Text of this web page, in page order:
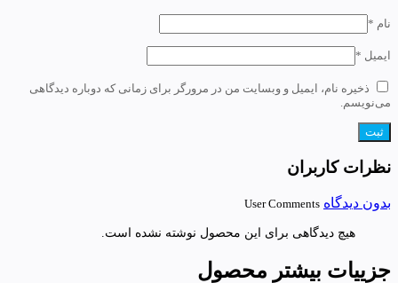
نام *
ایمیل *
ذخیره نام، ایمیل و وبسایت من در مرورگر برای زمانی که دوباره دیدگاهی
می‌نویسم.
نظرات کاربران
بدون دیدگاه User Comments
هیچ دیدگاهی برای این محصول نوشته نشده است.
جزییات بیشتر محصول